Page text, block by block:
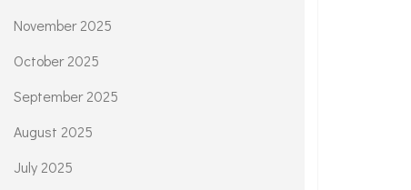
November 2025
October 2025
September 2025
August 2025
July 2025